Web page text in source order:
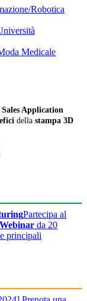
Robotica
Medicale
Sales Application
della stampa 3D
Partecipa al
Webinar da 20
principali